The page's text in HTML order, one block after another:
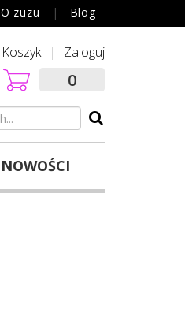
O zuzu Blog
Koszyk Zaloguj
0
NOWOŚCI